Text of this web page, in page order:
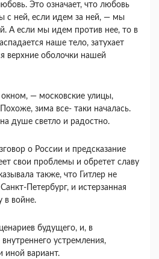
Это означает, что любовь
с ней, если идем за ней, — мы
А если мы идем против нее, то в
наше тело, затухает
верхние оболочки нашей
— московские улицы,
зима все- таки началась.
душе светло и радостно.
о России и пред­сказание
свои проблемы и обретет славу
также, что Гитлер не
Петербург, и истерзанная
в войне.
будущего, и, в
устремления,
иной вариант.